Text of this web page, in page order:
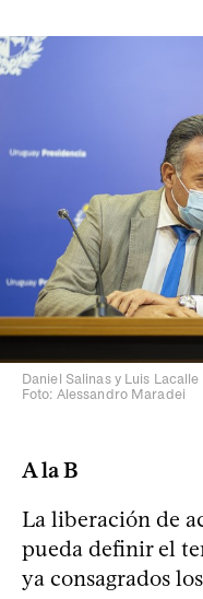
Daniel Salinas y Luis
Foto: Alessandro Maradei
A la B
La liberación de
pueda definir el
ya consagrados